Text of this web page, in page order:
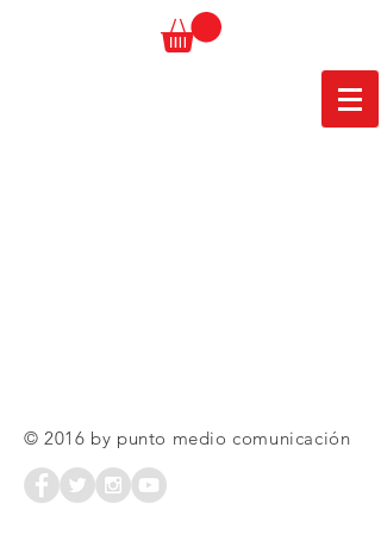
© 2016 by punto medio comunicación